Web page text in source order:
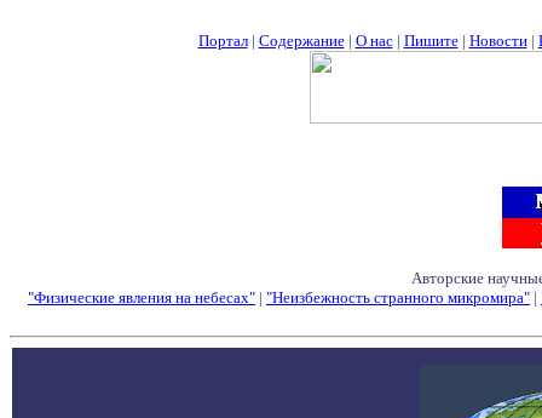
Портал| Содержание| О нас| Пишите| Новости|
Авторские
"Физические явления на небесах" | "Неизбежность странного микромира" |